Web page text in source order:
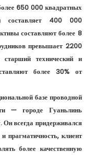
составляет 400 000
составляют более 8
превышает 2200
технический и
более 30% от
— городе Гуаньлинь
всегда придерживался
прагматичность, клиент
более качественную